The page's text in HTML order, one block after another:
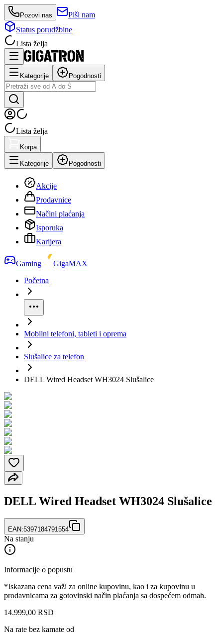
Pozovi nas
Piši nam
Status porudžbine
Lista želja
Kategorije Pogodnosti
Lista želja
Korpa
Kategorije Pogodnosti
Akcije
Prodavnice
Načini plaćanja
Isporuka
Karijera
Gaming
GigaMAX
Početna
Mobilni telefoni, tableti i oprema
Slušalice za telefon
DELL Wired Headset WH3024 Slušalice
DELL Wired Headset WH3024 Slušalice
EAN:5397184791554
Na stanju
Informacije o popustu
*Iskazana cena važi za online kupovinu, kao i za kupovinu u
prodavnicama za gotovinski način plaćanja sa dospećem odmah.
14.999,00 RSD
Na rate bez kamate od